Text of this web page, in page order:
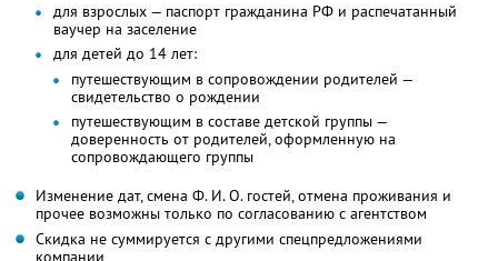
для взрослых — паспорт гражданина РФ и распечатанный
ваучер на заселение
для детей до 14 лет:
путешествующим в сопровождении родителей —
свидетельство о рождении
путешествующим в составе детской группы —
доверенность от родителей, оформленную на
сопровождающего группы
Изменение дат, смена Ф. И. О. гостей, отмена проживания и
прочее возможны только по согласованию с агентством
Скидка не суммируется с другими спецпредложениями
компании